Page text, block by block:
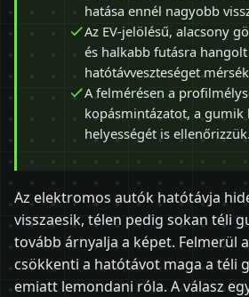
hatása ennél nagyobb
Az EV-jelölésű, alacsony
és halkabb futásra
hatótávveszteséget
A felmérésen a
kopásmintázatot, a gumik
helyességét is ellenőrizzük.
Az elektromos autók hatótávja
visszaesik, télen pedig sokan téli
tovább árnyalja a képet. Felmerül
csökkenti a hatótávot maga a téli
emiatt lemondani róla. A válasz